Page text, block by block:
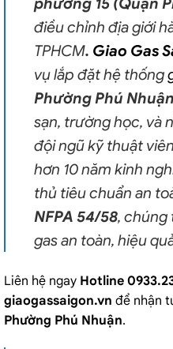
điều chỉnh địa giới
TPHCM. Giao Gas
vụ lắp đặt hệ thống
Phường Phú Nhuận
sạn, trường học, và
đội ngũ kỹ thuật
hơn 10 năm kinh
thủ tiêu chuẩn an
NFPA 54/58, chúng
gas an toàn, hiệu
Liên hệ ngay Hotline
giaogassaigon.vn để nhận
Phường Phú Nhuận.